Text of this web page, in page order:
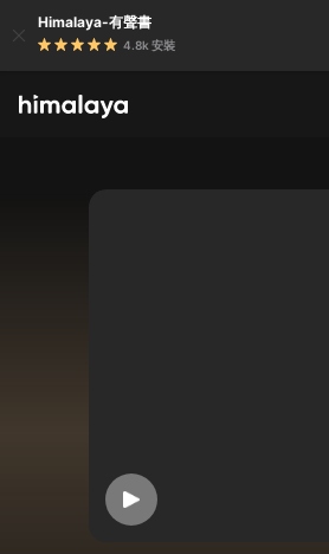
Himalaya-有聲書
4.8k 安裝